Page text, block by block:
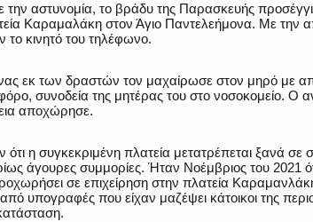
αστυνομία, το βράδυ της Παρασκευής
Καραμαλάκη στον Άγιο Παντελεήμονα. Με την
κινητό του τηλέφωνο.
εκ των δραστών τον μαχαίρωσε στον μηρό με
συνοδεία της μητέρας του στο νοσοκομείο. Ο
αποχώρησε.
ότι η συγκεκριμένη πλατεία μετατρέπεται ξανά σε
άγουρες συμμορίες. Ήταν Νοέμβριος του 2021
σε επιχείρηση στην πλατεία
υπογραφές που είχαν μαζέψει κάτοικοι της